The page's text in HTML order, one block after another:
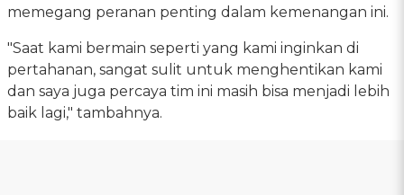
memegang peranan penting dalam kemenangan ini.
"Saat kami bermain seperti yang kami inginkan di
pertahanan, sangat sulit untuk menghentikan kami
dan saya juga percaya tim ini masih bisa menjadi lebih
baik lagi," tambahnya.